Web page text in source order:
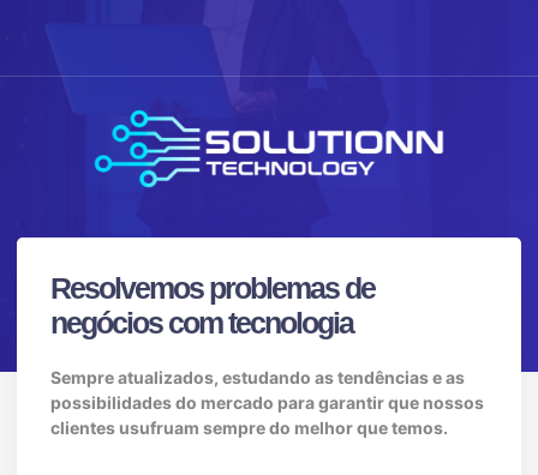
Resolvemos problemas de
negócios com tecnologia
Sempre atualizados, estudando as tendências e as
possibilidades do mercado para garantir que nossos
clientes usufruam sempre do melhor que temos.